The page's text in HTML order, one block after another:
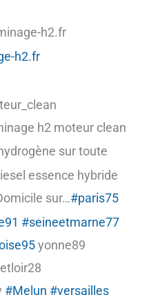
h2.fr
h2.fr
h2 moteur clean
sur toute
essence hybride
sur…#paris75
#seineetmarne77
yonne89
#Melun #versailles